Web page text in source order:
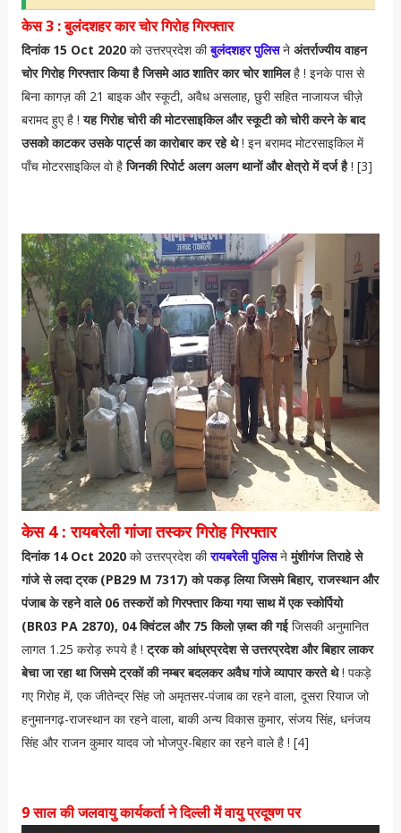
केस 3 : बुलंदशहर कार चोर गिरोह गिरफ्तार
दिनांक 15 Oct 2020को उत्तरप्रदेश कीबुलंदशहर पुलिसने अंतर्राज्यीय वाहन
चोर गिरोह गिरफ्तार किया है जिसमे आठ शातिर कार चोर शामिलहै ! इनके पास से
बिना कागज़ की 21 बाइक और स्कूटी, अवैध असलाह, छुरी सहित नाजायज चीज़े
बरामद हुए है ! यह गिरोह चोरी की मोटरसाइकिल और स्कूटी को चोरी करने के बाद
उसको काटकर उसके पार्ट्स का कारोबार कर रहे थे! इन बरामद मोटरसाइकिल में
पाँच मोटरसाइकिल वो हैजिनकी रिपोर्ट अलग अलग थानों और क्षेत्रो में दर्ज है! [3]
केस 4 : रायबरेली गांजा तस्कर गिरोह गिरफ्तार
दिनांक 14 Oct 2020को उत्तरप्रदेश कीरायबरेली पुलिसनेमुंशीगंज तिराहे से
गांजे से लदा ट्रक (PB29 M 7317) को पकड़ लिया जिसमे बिहार, राजस्थान और
पंजाब के रहने वाले 06 तस्करों को गिरफ्तार किया गया साथ में एक स्कोर्पियो
(BR03 PA 2870), 04 क्विंटल और 75 किलो ज़ब्त की गईजिसकी अनुमानित
लागत 1.25 करोड़ रुपये है !ट्रक को आंध्रप्रदेश से उत्तरप्रदेश और बिहार लाकर
बेचा जा रहा था जिसमे ट्रकों की नम्बर बदलकर अवैध गांजे व्यापार करते थे! पकड़े
गए गिरोह में, एक जीतेन्द्र सिंह जो अमृतसर-पंजाब का रहने वाला, दूसरा रियाज जो
हनुमानगढ़-राजस्थान का रहने वाला, बाकी अन्य विकास कुमार, संजय सिंह, धनंजय
सिंह और राजन कुमार यादव जो भोजपुर-बिहार का रहने वाले है ! [4]
9 साल की जलवायु कार्यकर्ता ने दिल्ली में वायु प्रदूषण पर